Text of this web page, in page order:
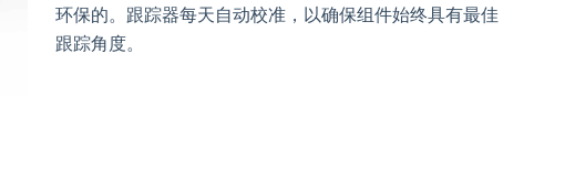
环保的。跟踪器每天自动校准，以确保组件始终具有最佳
跟踪角度。